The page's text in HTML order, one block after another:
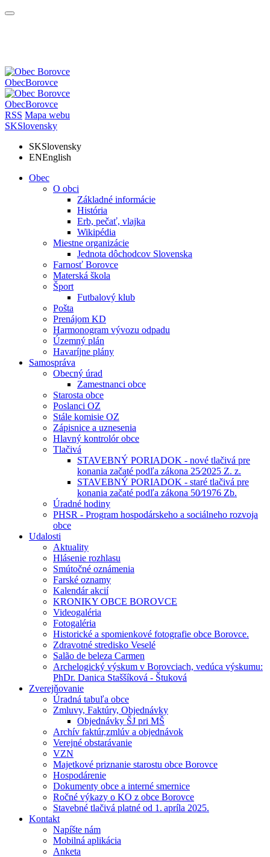
ObecBorovce
ObecBorovce
RSS Mapa webu
SKSlovensky
SKSlovensky
ENEnglish
Obec
O obci
Základné informácie
História
Erb, pečať, vlajka
Wikipédia
Miestne organizácie
Jednota dôchodcov Slovenska
Farnosť Borovce
Materská škola
Šport
Futbalový klub
Pošta
Prenájom KD
Harmonogram vývozu odpadu
Územný plán
Havaríjne plány
Samospráva
Obecný úrad
Zamestnanci obce
Starosta obce
Poslanci OZ
Stále komisie OZ
Zápisnice a uznesenia
Hlavný kontrolór obce
Tlačivá
STAVEBNÝ PORIADOK - nové tlačivá pre
konania začaté podľa zákona 25⁄2025 Z. z.
STAVEBNÝ PORIADOK - staré tlačivá pre
konania začaté podľa zákona 50⁄1976 Zb.
Úradné hodiny
PHSR - Program hospodárskeho a sociálneho rozvoja
obce
Udalosti
Aktuality
Hlásenie rozhlasu
Smútočné oznámenia
Farské oznamy
Kalendár akcií
KRONIKY OBCE BOROVCE
Videogaléria
Fotogaléria
Historické a spomienkové fotografie obce Borovce.
Zdravotné stredisko Veselé
Salão de beleza Carmen
Archelogický výskum v Borovciach, vedúca výskumu:
PhDr. Danica Staššíková - Štuková
Zverejňovanie
Úradná tabuľa obce
Zmluvy, Faktúry, Objednávky
Objednávky ŠJ pri MŠ
Archív faktúr,zmlúv a objednávok
Verejné obstarávanie
VZN
Majetkové priznanie starostu obce Borovce
Hospodárenie
Dokumenty obce a interné smernice
Ročné výkazy o KO z obce Borovce
Stavebné tlačivá platné od 1. apríla 2025.
Kontakt
Napíšte nám
Mobilná aplikácia
Anketa